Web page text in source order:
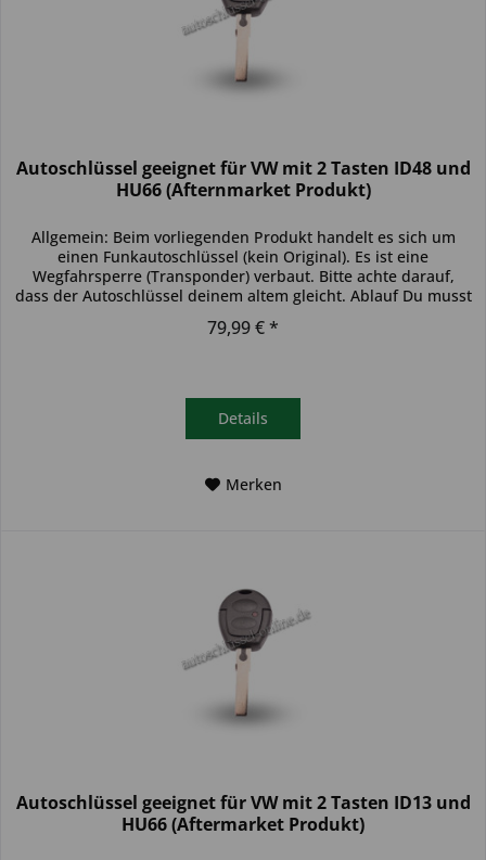
Autoschlüssel geeignet für VW mit 2 Tasten ID48 und
HU66 (Afternmarket Produkt)
Allgemein: Beim vorliegenden Produkt handelt es sich um
einen Funkautoschlüssel (kein Original). Es ist eine
Wegfahrsperre (Transponder) verbaut. Bitte achte darauf,
dass der Autoschlüssel deinem altem gleicht. Ablauf Du musst
79,99 € *
Details
Merken
Autoschlüssel geeignet für VW mit 2 Tasten ID13 und
HU66 (Aftermarket Produkt)